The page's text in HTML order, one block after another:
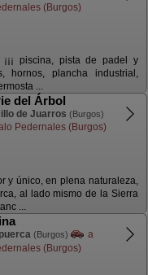
(Burgos)
¡¡¡ piscina, pista de padel y
hornos, plancha industrial,
...
del Árbol
de Juarros (Burgos)
Pedernales (Burgos)
y único, en plena naturaleza,
al lado mismo de la Sierra
...
(Burgos)
a
(Burgos)